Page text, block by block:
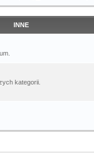
INNE
kategorii.